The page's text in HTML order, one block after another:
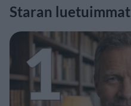
Staran luetuimmat
1